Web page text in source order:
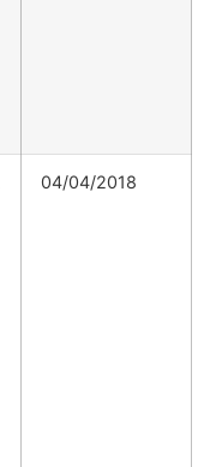
04/04/2018